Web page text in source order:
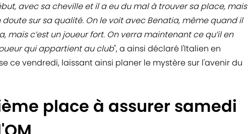
avec sa cheville et il a eu du mal à trouver sa place, mais
doute sur sa qualité. On le voit avec Benatia, même quand il
mais c’est un joueur fort. On verra maintenant ce qu’il en
qui appartient au club", a ainsi déclaré l'Italien en
ce vendredi, laissant ainsi planer le mystère sur l'avenir du
place à assurer samedi